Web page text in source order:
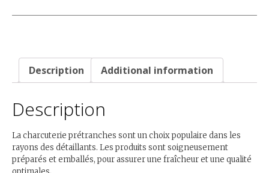
Description Additional information
Description
La charcuterie prétranches sont un choix populaire dans les
rayons des détaillants. Les produits sont soigneusement
préparés et emballés, pour assurer une fraîcheur et une qualité